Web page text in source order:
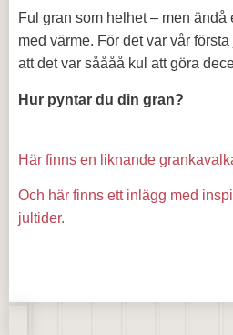
Ful gran som helhet – men ändå
med värme. För det var vår
att det var såååå kul att göra
Hur pyntar du din gran?
Här finns en liknande
Och här finns ett inlägg med
jultider.